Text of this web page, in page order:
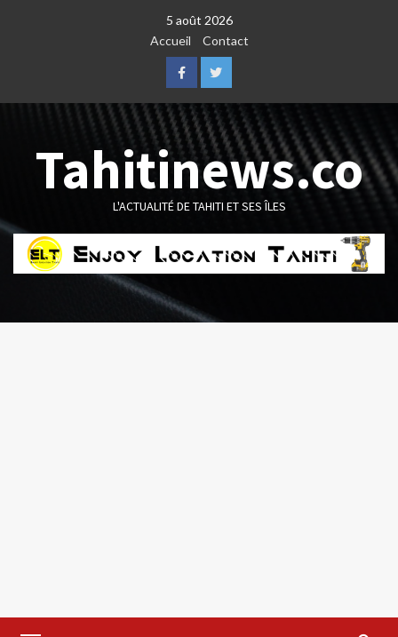
5 août 2026
Accueil
Contact
FacebookTwitter
Tahitinews.co
L'ACTUALITÉ DE TAHITI ET SES ÎLES